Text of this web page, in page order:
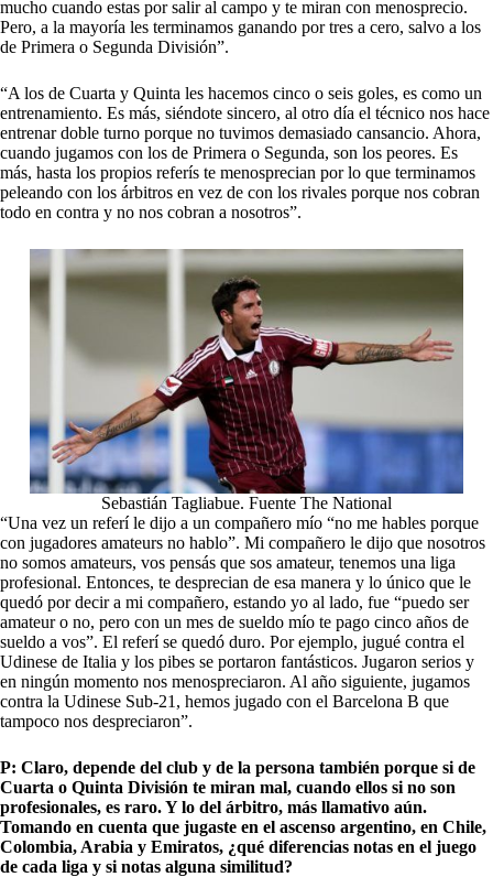
mucho cuando estas por salir al campo y te miran con menosprecio.
Pero, a la mayoría les terminamos ganando por tres a cero, salvo a los
de Primera o Segunda División”.
“A los de Cuarta y Quinta les hacemos cinco o seis goles, es como un
entrenamiento. Es más, siéndote sincero, al otro día el técnico nos hace
entrenar doble turno porque no tuvimos demasiado cansancio. Ahora,
cuando jugamos con los de Primera o Segunda, son los peores. Es
más, hasta los propios referís te menosprecian por lo que terminamos
peleando con los árbitros en vez de con los rivales porque nos cobran
todo en contra y no nos cobran a nosotros”.
Sebastián Tagliabue. Fuente The National
“Una vez un referí le dijo a un compañero mío “no me hables porque
con jugadores amateurs no hablo”. Mi compañero le dijo que nosotros
no somos amateurs, vos pensás que sos amateur, tenemos una liga
profesional. Entonces, te desprecian de esa manera y lo único que le
quedó por decir a mi compañero, estando yo al lado, fue “puedo ser
amateur o no, pero con un mes de sueldo mío te pago cinco años de
sueldo a vos”. El referí se quedó duro. Por ejemplo, jugué contra el
Udinese de Italia y los pibes se portaron fantásticos. Jugaron serios y
en ningún momento nos menospreciaron. Al año siguiente, jugamos
contra la Udinese Sub-21, hemos jugado con el Barcelona B que
tampoco nos despreciaron”.
P: Claro, depende del club y de la persona también porque si de
Cuarta o Quinta División te miran mal, cuando ellos si no son
profesionales, es raro. Y lo del árbitro, más llamativo aún.
Tomando en cuenta que jugaste en el ascenso argentino, en Chile,
Colombia, Arabia y Emiratos, ¿qué diferencias notas en el juego
de cada liga y si notas alguna similitud?